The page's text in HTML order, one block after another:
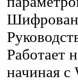
Работает
начиная с